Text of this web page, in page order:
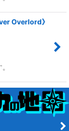
Overlord》